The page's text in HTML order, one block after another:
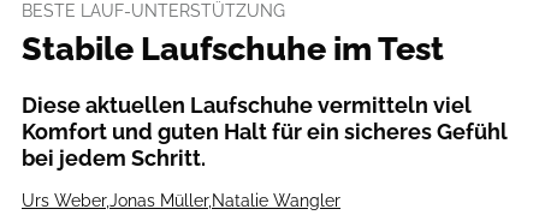
BESTE LAUF-UNTERSTÜTZUNG
Stabile Laufschuhe im Test
Diese aktuellen Laufschuhe vermitteln viel
Komfort und guten Halt für ein sicheres Gefühl
bei jedem Schritt.
Urs Weber,Jonas Müller,Natalie Wangler